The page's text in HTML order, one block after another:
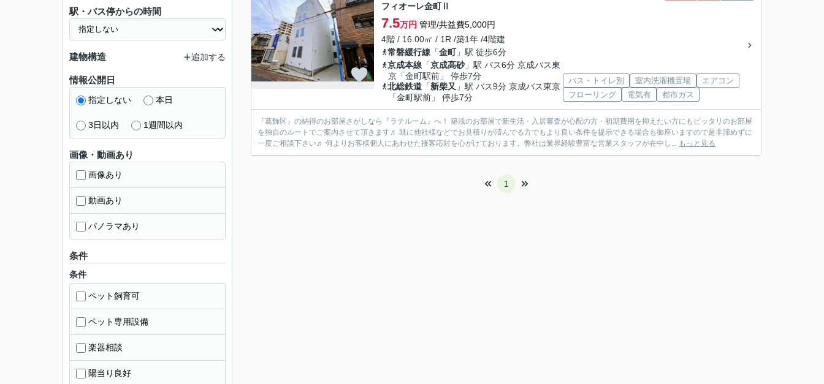
フィオーレ金町Ⅱ
7.5万円 管理/共益費5,000円
4階 / 16.00㎡ / 1R /築1年 /4階建
常磐緩行線 「金町」駅 徒歩6分
京成本線 「京成高砂」駅 バス6分 京成バス東
京「金町駅前」 停歩7分
北総鉄道 「新柴又 」駅 バス9分 京成バス東京
「金町駅前」 停歩7分
バス・トイレ別 室内洗濯機置場
エアコン
フローリング
電気有 都市ガス
『葛飾区』の納得のお部屋さがしなら『ラテルーム』へ！ 築浅のお部屋で新生活・入居審査が心配の方・初期費用を抑えたい方にもピッタリのお部屋
を独自のルートでご案内させて頂きます♬ 既に他社様などでお見積りが済んでる方でもより良い条件を提示できる場合も御座いますので是非諦めずに
一度ご相談下さい♬ 何よりお客様個人にあわせた接客応対を心がけております。弊社は業界経験豊富な営業スタッフが在中し... もっと見る
1
駅・バス停からの時間
建物構造 追加する
情報公開日
指定しない 本日
3日以内 1週間以内
画像・動画あり
画像あり
動画あり
パノラマあり
条件
条件
ペット飼育可
ペット専用設備
楽器相談
陽当り良好